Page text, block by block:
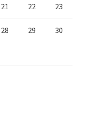
21 22 23
28 29 30